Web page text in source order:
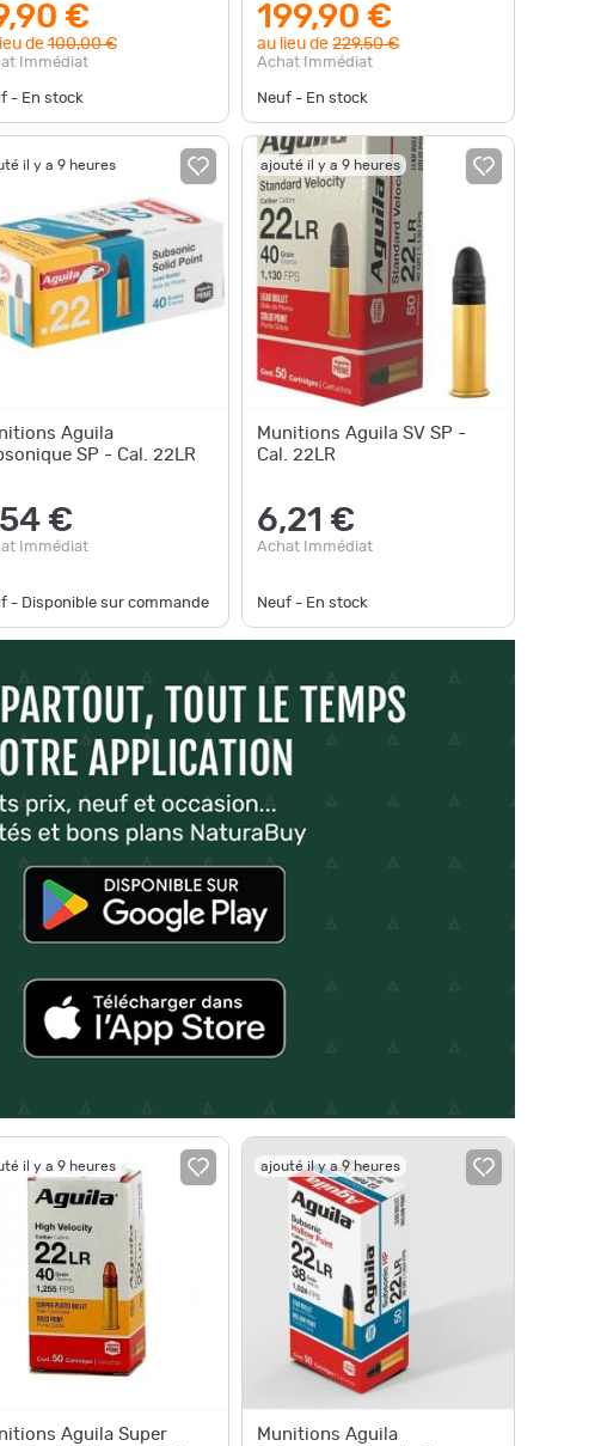
€
de100,00 €
Immédiat
- En stock
199,90 €
au lieu de229,50 €
Achat Immédiat
Neuf - En stock
il y a 9 heures
Aguila
SP - Cal. 22LR
€
Immédiat
- Disponible sur commande
ajouté il y a 9 heures
Munitions Aguila SV SP -
Cal. 22LR
6,21 €
Achat Immédiat
Neuf - En stock
il y a 9 heures
Aguila Super
ajouté il y a 9 heures
Munitions Aguila